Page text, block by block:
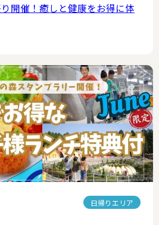
開催！癒しと健康をお得に体
日帰りエリア